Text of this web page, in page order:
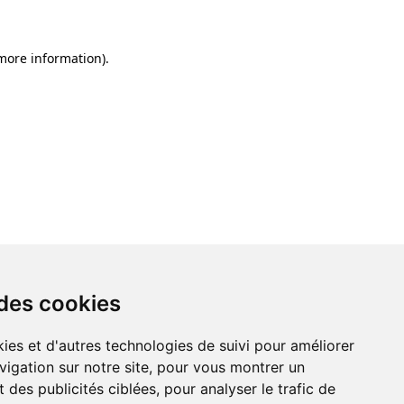
cookies
et d'autres technologies de suivi pour améliorer
sur notre site, pour vous montrer un
des publicités ciblées, pour analyser le trafic de
information).